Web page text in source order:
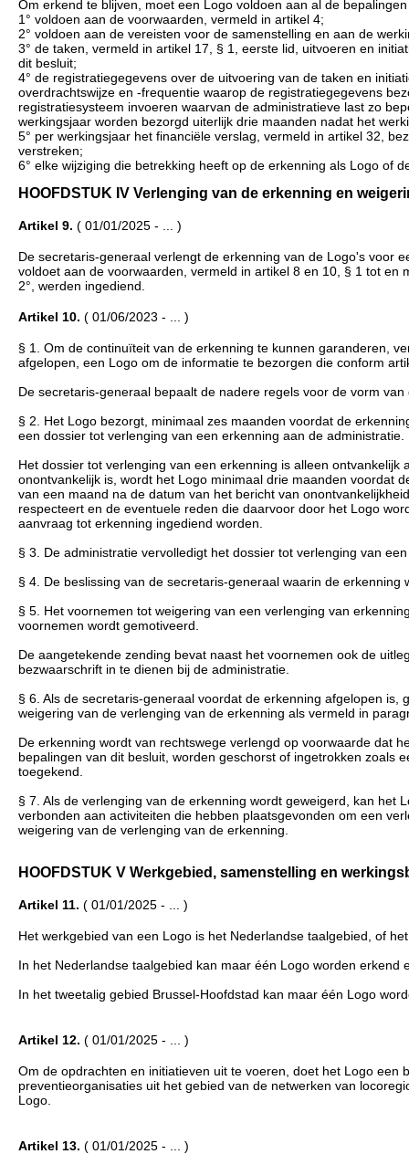
Om erkend te blijven, moet een Logo voldoen aan al de
1° voldoen aan de voorwaarden, vermeld in artikel 4;
2° voldoen aan de vereisten voor de samenstelling en aan de
3° de taken, vermeld in artikel 17, § 1, eerste lid, uitvoeren en
dit besluit;
4° de registratiegegevens over de uitvoering van de taken en
overdrachtswijze en -frequentie waarop de registratiegegevens
registratiesysteem invoeren waarvan de administratieve last zo
werkingsjaar worden bezorgd uiterlijk drie maanden nadat het
5° per werkingsjaar het financiële verslag, vermeld in artikel 32,
verstreken;
6° elke wijziging die betrekking heeft op de erkenning als Logo of
HOOFDSTUK IV Verlenging van de erkenning en
Artikel 9. ( 01/01/2025 - ... )
De secretaris-generaal verlengt de erkenning van de Logo's voor
voldoet aan de voorwaarden, vermeld in artikel 8 en 10, § 1 tot
2°, werden ingediend.
Artikel 10. ( 01/06/2023 - ... )
§ 1. Om de continuïteit van de erkenning te kunnen garanderen,
afgelopen, een Logo om de informatie te bezorgen die conform
De secretaris-generaal bepaalt de nadere regels voor de vorm
§ 2. Het Logo bezorgt, minimaal zes maanden voordat de
een dossier tot verlenging van een erkenning aan de administratie.
Het dossier tot verlenging van een erkenning is alleen
onontvankelijk is, wordt het Logo minimaal drie maanden voordat
van een maand na de datum van het bericht van
respecteert en de eventuele reden die daarvoor door het Logo
aanvraag tot erkenning ingediend worden.
§ 3. De administratie vervolledigt het dossier tot verlenging van
§ 4. De beslissing van de secretaris-generaal waarin de
§ 5. Het voornemen tot weigering van een verlenging van
voornemen wordt gemotiveerd.
De aangetekende zending bevat naast het voornemen ook de
bezwaarschrift in te dienen bij de administratie.
§ 6. Als de secretaris-generaal voordat de erkenning afgelopen
weigering van de verlenging van de erkenning als vermeld in
De erkenning wordt van rechtswege verlengd op voorwaarde dat
bepalingen van dit besluit, worden geschorst of ingetrokken zoals
toegekend.
§ 7. Als de verlenging van de erkenning wordt geweigerd, kan het
verbonden aan activiteiten die hebben plaatsgevonden om een
weigering van de verlenging van de erkenning.
HOOFDSTUK V Werkgebied, samenstelling en
Artikel 11. ( 01/01/2025 - ... )
Het werkgebied van een Logo is het Nederlandse taalgebied, of
In het Nederlandse taalgebied kan maar één Logo worden erkend
In het tweetalig gebied Brussel-Hoofdstad kan maar één Logo
Artikel 12. ( 01/01/2025 - ... )
Om de opdrachten en initiatieven uit te voeren, doet het Logo
preventieorganisaties uit het gebied van de netwerken van
Logo.
Artikel 13. ( 01/01/2025 - ... )